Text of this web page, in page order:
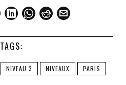
TAGS:
NIVEAU 3 NIVEAUX PARIS